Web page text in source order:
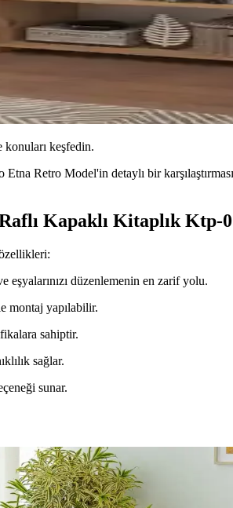
konuları keşfedin.
Retro Model'in detaylı bir
Kapaklı Kitaplık Ktp-
eşyalarınızı düzenlemenin en zarif yolu.
montaj yapılabilir.
sahiptir.
sağlar.
sunar.
Kullanım Alanları Hakkında
ve banyo malzemeleri gibi farklı eşyaların